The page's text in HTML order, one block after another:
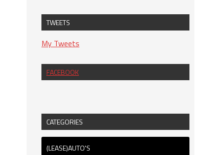
TWEETS
My Tweets
FACEBOOK
CATEGORIES
(LEASE)AUTO'S